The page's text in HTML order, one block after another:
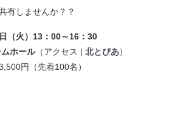
有しませんか？？
（火）13：00～16：30
ホール（アクセス |北とぴあ）
円（先着100名）